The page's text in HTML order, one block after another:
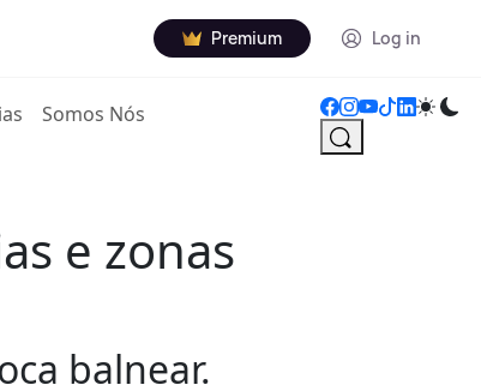
Premium Log in
Somos Nós
e zonas
balnear.